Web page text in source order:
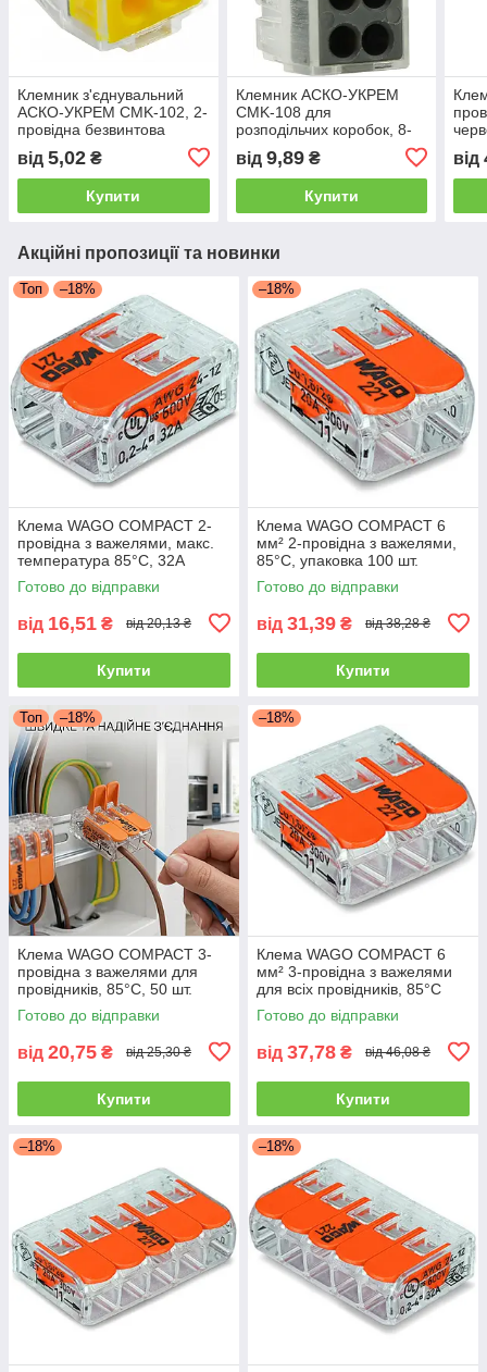
Клемник з'єднувальний
АСКО-УКРЕМ CMK-102, 2-
провідна безвинтова
від 5,02 ₴
Купити
Клемник АСКО-УКРЕМ
CMK-108 для
розподільчих коробок, 8-
провідний, безвинтовий,
100 шт.
від 9,89₴
Купити
від
Акційні пропозиції та новинки
Топ –18%
Клема WAGO COMPACT 2-
провідна з важелями, макс.
температура 85°C, 32A
Готово до відправки
від 16,51 ₴ від 20,13 ₴
Купити
–18%
Клема WAGO COMPACT 6
мм² 2-провідна з важелями,
85°C, упаковка 100 шт.
Готово до відправки
від 31,39 ₴ від 38,28 ₴
Купити
Топ –18%
Клема WAGO COMPACT 3-
провідна з важелями для
провідників, 85°C, 50 шт.
Готово до відправки
від 20,75 ₴ від 25,30 ₴
Купити
–18%
Клема WAGO COMPACT 6
мм² 3-провідна з важелями
для всіх провідників, 85°C
Готово до відправки
від 37,78 ₴ від 46,08 ₴
Купити
–18% –18%